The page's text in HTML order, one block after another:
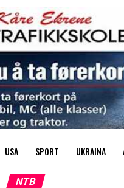
USA SPORT UKRAINA
NTB